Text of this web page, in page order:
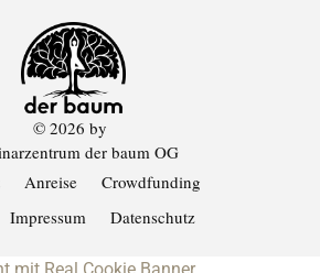
Anreise Crowdfunding
© 2026 by
der baum OG
Impressum Datenschutz